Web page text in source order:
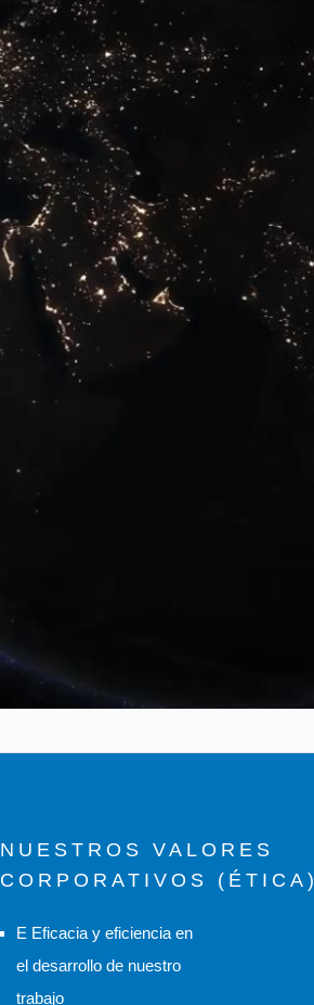
NUESTROS VALORES
CORPORATIVOS (ÉTICA)
E Eficacia y eficiencia en
el desarrollo de nuestro
trabajo